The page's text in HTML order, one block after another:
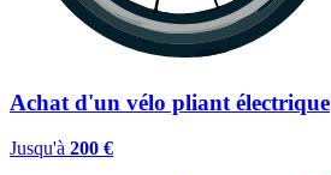
Achat d'un vélo pliant électrique
Jusqu'à 200 €